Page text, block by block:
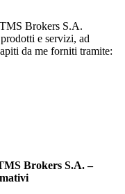
Brokers S.A.
e servizi, ad
da me forniti tramite:
Brokers S.A. –